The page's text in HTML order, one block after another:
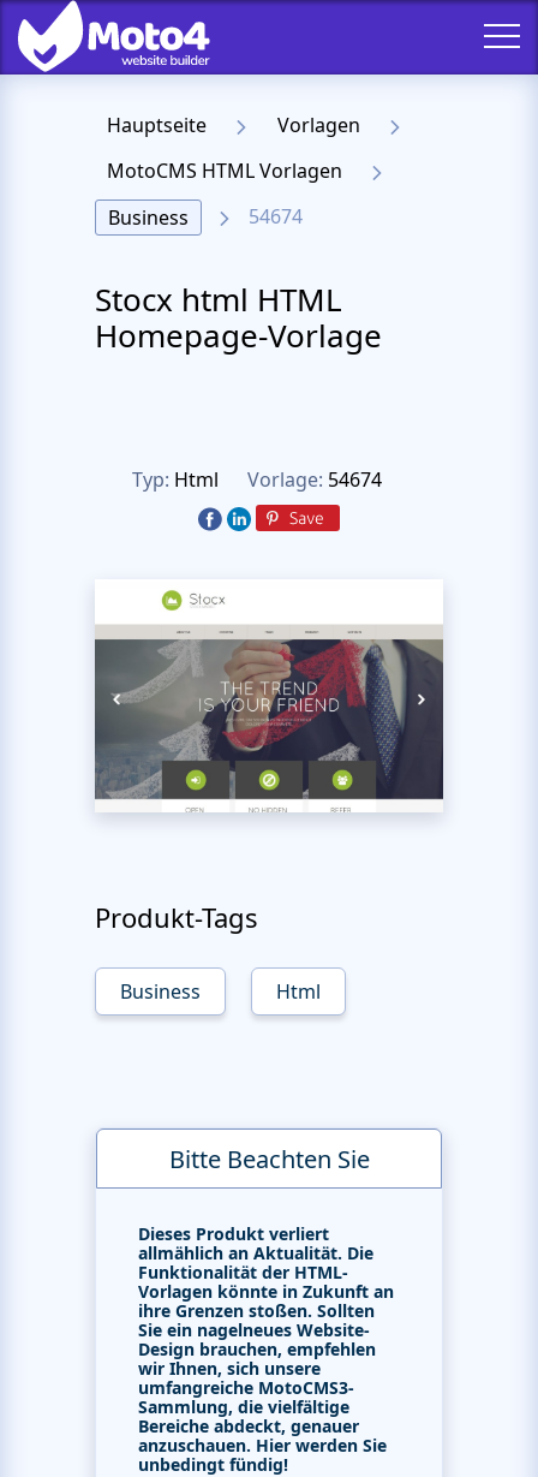
Hauptseite
Vorlagen
MotoCMS HTML Vorlagen
Business
54674
Stocx html HTML
Homepage-Vorlage
Typ: Html Vorlage: 54674
Produkt-Tags
Business Html
Bitte Beachten Sie
Dieses Produkt verliert
allmählich an Aktualität. Die
Funktionalität der HTML-
Vorlagen könnte in Zukunft an
ihre Grenzen stoßen. Sollten
Sie ein nagelneues Website-
Design brauchen, empfehlen
wir Ihnen, sich unsere
umfangreiche MotoCMS3-
Sammlung, die vielfältige
Bereiche abdeckt, genauer
anzuschauen. Hier werden Sie
unbedingt fündig!